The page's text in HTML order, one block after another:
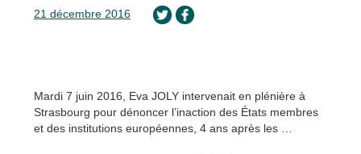
21 décembre 2016
Mardi 7 juin 2016, Eva JOLY intervenait en plénière à
Strasbourg pour dénoncer l’inaction des États membres
et des institutions européennes, 4 ans après les …